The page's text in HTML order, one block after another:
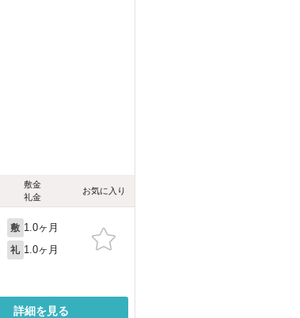
敷金
礼金
お気に入り
敷 1.0ヶ月
礼 1.0ヶ月
詳細を見る